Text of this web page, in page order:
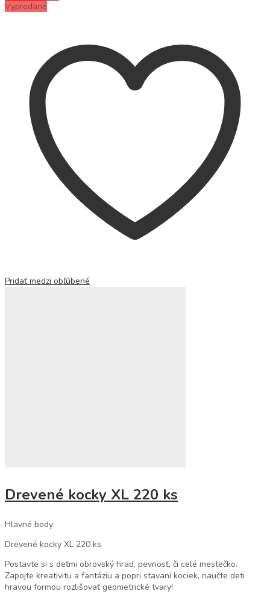
Vypredané
Pridať medzi obľúbené
Drevené kocky XL 220 ks
Hlavné body:
Drevené kocky XL 220 ks
Postavte si s deťmi obrovský hrad, pevnosť, či celé mestečko.
Zapojte kreativitu a fantáziu a popri stavaní kociek, naučte deti
hravou formou rozlišovať geometrické tvary!